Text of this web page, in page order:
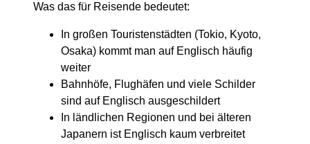
Was das für Reisende bedeutet:
In großen Touristenstädten (Tokio, Kyoto,
Osaka) kommt man auf Englisch häufig
weiter
Bahnhöfe, Flughäfen und viele Schilder
sind auf Englisch ausgeschildert
In ländlichen Regionen und bei älteren
Japanern ist Englisch kaum verbreitet